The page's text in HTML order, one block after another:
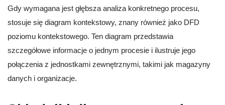
Gdy wymagana jest głębsza analiza konkretnego procesu,
stosuje się diagram kontekstowy, znany również jako DFD
poziomu kontekstowego. Ten diagram przedstawia
szczegółowe informacje o jednym procesie i ilustruje jego
połączenia z jednostkami zewnętrznymi, takimi jak magazyny
danych i organizacje.